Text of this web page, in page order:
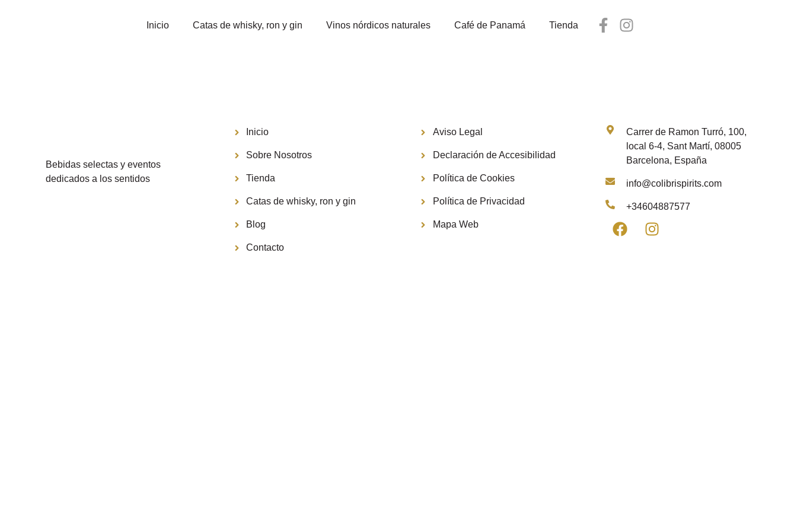
Inicio Catas de whisky, ron y gin Vinos nórdicos naturales Café de Panamá Tienda
Bebidas selectas y eventos
dedicados a los sentidos
Inicio
Sobre Nosotros
Tienda
Catas de whisky, ron y gin
Blog
Contacto
Aviso Legal
Declaración de Accesibilidad
Política de Cookies
Política de Privacidad
Mapa Web
Carrer de Ramon Turró, 100,
local 6-4, Sant Martí, 08005
Barcelona, España
info@colibrispirits.com
+34604887577